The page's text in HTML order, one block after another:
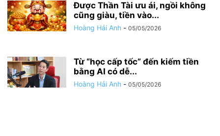
Được Thần Tài ưu ái, ngồi không
cũng giàu, tiền vào...
Hoàng Hải Anh - 05/05/2026
Từ “học cấp tốc” đến kiếm tiền
bằng AI có dễ...
Hoàng Hải Anh - 05/05/2026